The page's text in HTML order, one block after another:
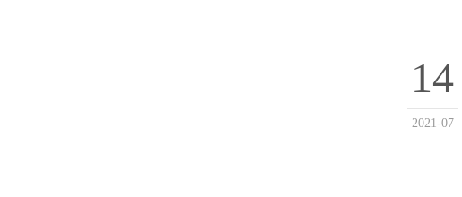
14
2021-07